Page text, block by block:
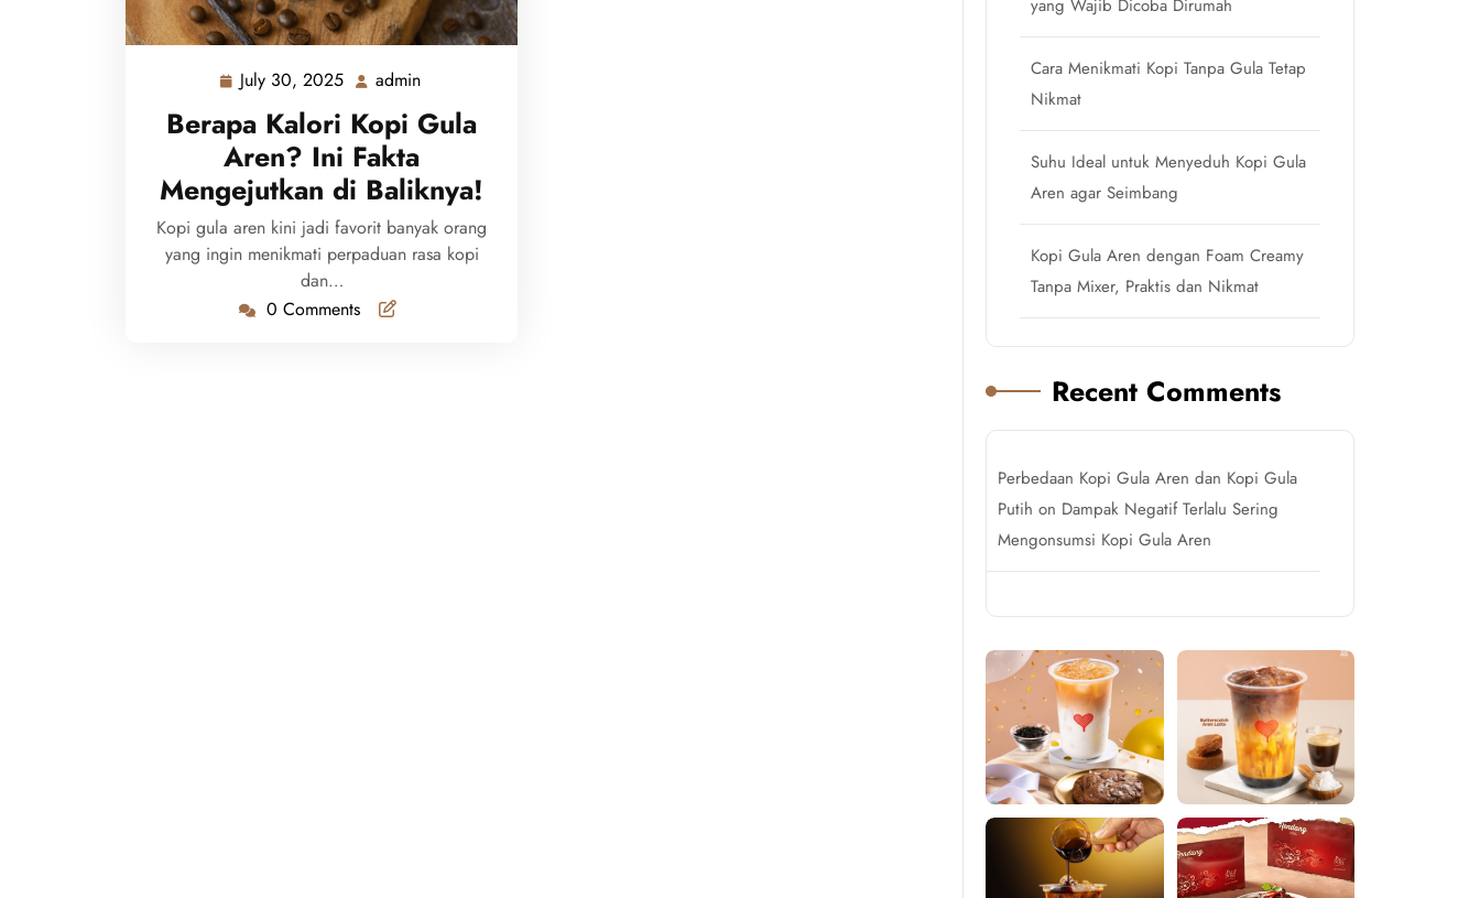
July 30, 2025 July
30,
2025
admin
Berapa Kalori Kopi Gula
Aren? Ini Fakta
Mengejutkan di Baliknya!
Kopi gula aren kini jadi favorit banyak orang
yang ingin menikmati perpaduan rasa kopi
dan…
0 Comments
yang Wajib Dicoba Dirumah
Cara Menikmati Kopi Tanpa Gula Tetap
Nikmat
Suhu Ideal untuk Menyeduh Kopi Gula
Aren agar Seimbang
Kopi Gula Aren dengan Foam Creamy
Tanpa Mixer, Praktis dan Nikmat
Recent Comments
Perbedaan Kopi Gula Aren dan Kopi Gula
Putih on Dampak Negatif Terlalu Sering
Mengonsumsi Kopi Gula Aren